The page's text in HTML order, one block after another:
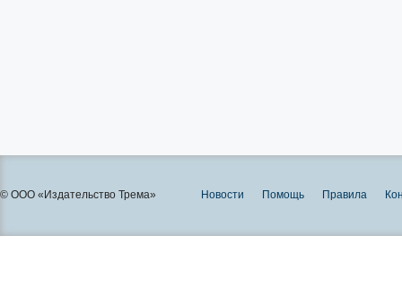
© ООО «Издательство Трема» Новости Помощь Правила